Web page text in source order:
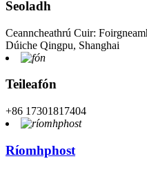
Seoladh
Ceanncheathrú Cuir:
Dúiche Qingpu, Shanghai
Teileafón
+86 17301817404
Ríomhphost